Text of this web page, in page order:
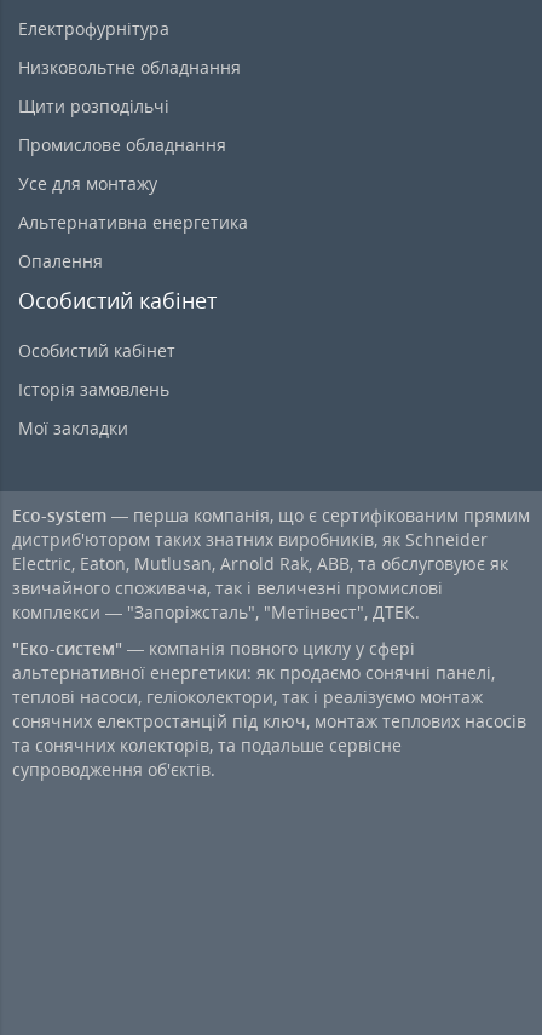
Електрофурнітура
Низковольтне обладнання
Щити розподільчі
Промислове обладнання
Усе для монтажу
Альтернативна енергетика
Опалення
Особистий кабінет
Особистий кабінет
Історія замовлень
Мої закладки
Eco-system — перша компанія, що є сертифікованим прямим
дистриб'ютором таких знатних виробників, як Schneider
Electric, Eaton, Mutlusan, Arnold Rak, ABB, та обслуговуює як
звичайного споживача, так і величезні промислові
комплекси — "Запоріжсталь", "Метінвест", ДТЕК.
"Еко-систем" — компанія повного циклу у сфері
альтернативної енергетики: як продаємо сонячні панелі,
теплові насоси, геліоколектори, так і реалізуємо монтаж
сонячних електростанцій під ключ, монтаж теплових насосів
та сонячних колекторів, та подальше сервісне
супроводження об'єктів.